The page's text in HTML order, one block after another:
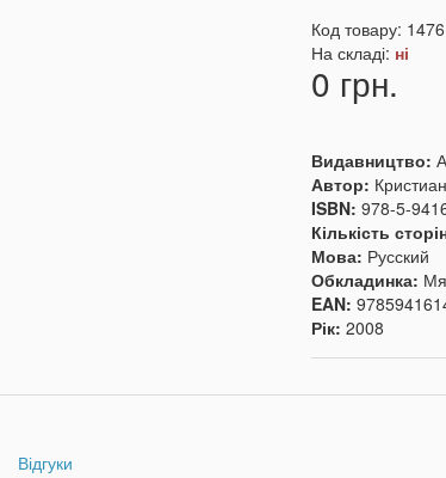
Код товару: 1476
На складі: ні
0 грн.
Видавництво:
Автор:
ISBN:978-5-
Кількість
Мова: Русский
Обкладинка:
EAN:
Рік:2008
Відгуки